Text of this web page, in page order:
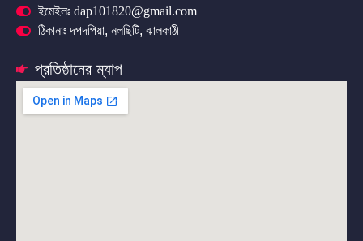
ইমেইলঃ dap101820@gmail.com
ঠিকানাঃ দপদপিয়া, নলছিটি, ঝালকাঠী
প্রতিষ্ঠানের ম্যাপ